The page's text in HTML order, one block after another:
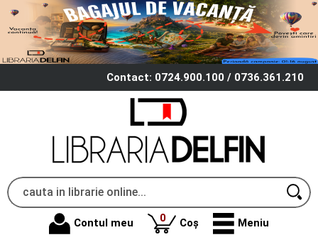
Contact: 0724.900.100 / 0736.361.210
Contul meu 0produse
Coș Meniu